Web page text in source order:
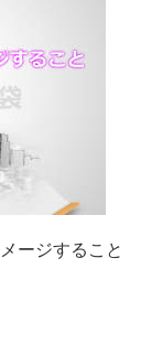
ージすること